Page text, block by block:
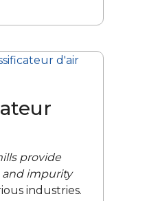
provide
and impurity
industries.